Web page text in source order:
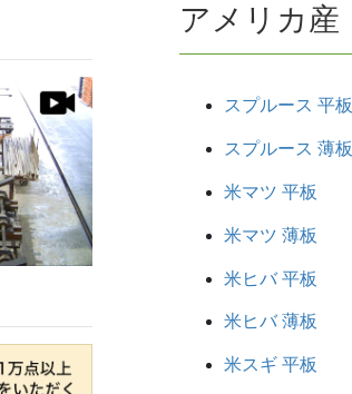
アメリカ産
スプルース 平板
スプルース 薄板
米マツ 平板
米マツ 薄板
米ヒバ 平板
米ヒバ 薄板
米スギ 平板